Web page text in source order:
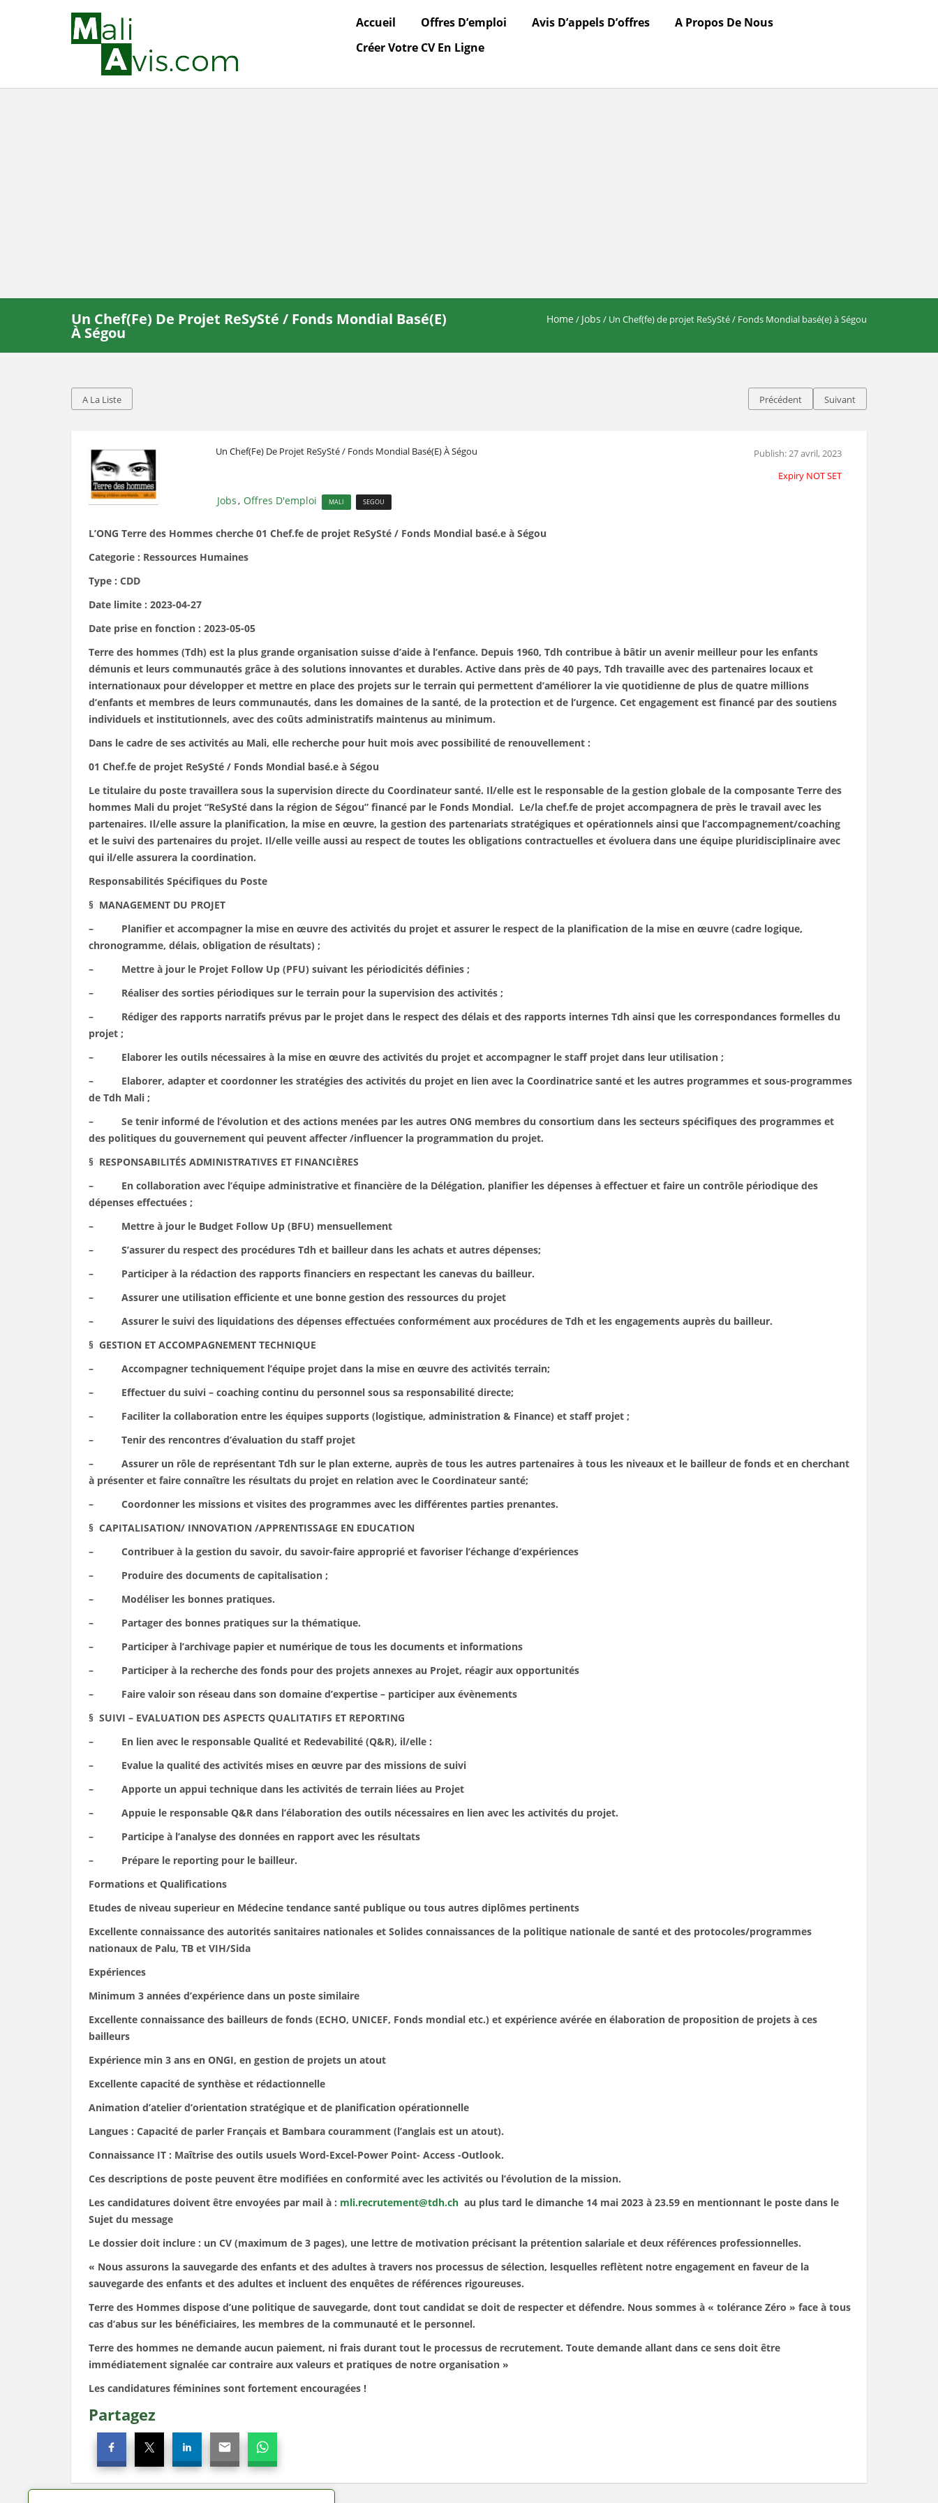
Accueil Offres D’emploi Avis D’appels D’offres
A Propos De Nous
Créer Votre CV En Ligne
Un Chef(fe) De Projet ReSySté / Fonds Mondial Basé(e)
À Ségou
Home / Jobs / Un Chef(fe) de projet ReSySté / Fonds Mondial basé(e) à Ségou
A La Liste Précédent Suivant
Un Chef(fe) De Projet ReSySté / Fonds Mondial Basé(e) À Ségou
Publish: 27 avril, 2023
Expiry NOT SET
Jobs, Offres D'emploi MALI SEGOU
L’ONG Terre des Hommes cherche 01 Chef.fe de projet ReSySté / Fonds Mondial basé.e à Ségou
Categorie : Ressources Humaines
Type : CDD
Date limite : 2023-04-27
Date prise en fonction : 2023-05-05
Terre des hommes (Tdh) est la plus grande organisation suisse d’aide à l’enfance. Depuis 1960, Tdh contribue à bâtir un avenir meilleur pour les enfants
démunis et leurs communautés grâce à des solutions innovantes et durables. Active dans près de 40 pays, Tdh travaille avec des partenaires locaux et
internationaux pour développer et mettre en place des projets sur le terrain qui permettent d’améliorer la vie quotidienne de plus de quatre millions
d’enfants et membres de leurs communautés, dans les domaines de la santé, de la protection et de l’urgence. Cet engagement est financé par des soutiens
individuels et institutionnels, avec des coûts administratifs maintenus au minimum.
Dans le cadre de ses activités au Mali, elle recherche pour huit mois avec possibilité de renouvellement :
01 Chef.fe de projet ReSySté / Fonds Mondial basé.e à Ségou
Le titulaire du poste travaillera sous la supervision directe du Coordinateur santé. Il/elle est le responsable de la gestion globale de la composante Terre des
hommes Mali du projet “ReSySté dans la région de Ségou” financé par le Fonds Mondial. Le/la chef.fe de projet accompagnera de près le travail avec les
partenaires. Il/elle assure la planification, la mise en œuvre, la gestion des partenariats stratégiques et opérationnels ainsi que l’accompagnement/coaching
et le suivi des partenaires du projet. Il/elle veille aussi au respect de toutes les obligations contractuelles et évoluera dans une équipe pluridisciplinaire avec
qui il/elle assurera la coordination.
Responsabilités Spécifiques du Poste
§ MANAGEMENT DU PROJET
– Planifier et accompagner la mise en œuvre des activités du projet et assurer le respect de la planification de la mise en œuvre (cadre logique,
chronogramme, délais, obligation de résultats) ;
– Mettre à jour le Projet Follow Up (PFU) suivant les périodicités définies ;
– Réaliser des sorties périodiques sur le terrain pour la supervision des activités ;
– Rédiger des rapports narratifs prévus par le projet dans le respect des délais et des rapports internes Tdh ainsi que les correspondances formelles du
projet ;
– Elaborer les outils nécessaires à la mise en œuvre des activités du projet et accompagner le staff projet dans leur utilisation ;
– Elaborer, adapter et coordonner les stratégies des activités du projet en lien avec la Coordinatrice santé et les autres programmes et sous-programmes
de Tdh Mali ;
– Se tenir informé de l’évolution et des actions menées par les autres ONG membres du consortium dans les secteurs spécifiques des programmes et
des politiques du gouvernement qui peuvent affecter /influencer la programmation du projet.
§ RESPONSABILITÉS ADMINISTRATIVES ET FINANCIÈRES
– En collaboration avec l’équipe administrative et financière de la Délégation, planifier les dépenses à effectuer et faire un contrôle périodique des
dépenses effectuées ;
– Mettre à jour le Budget Follow Up (BFU) mensuellement
– S’assurer du respect des procédures Tdh et bailleur dans les achats et autres dépenses;
– Participer à la rédaction des rapports financiers en respectant les canevas du bailleur.
– Assurer une utilisation efficiente et une bonne gestion des ressources du projet
– Assurer le suivi des liquidations des dépenses effectuées conformément aux procédures de Tdh et les engagements auprès du bailleur.
§ GESTION ET ACCOMPAGNEMENT TECHNIQUE
– Accompagner techniquement l’équipe projet dans la mise en œuvre des activités terrain;
– Effectuer du suivi – coaching continu du personnel sous sa responsabilité directe;
– Faciliter la collaboration entre les équipes supports (logistique, administration & Finance) et staff projet ;
– Tenir des rencontres d’évaluation du staff projet
– Assurer un rôle de représentant Tdh sur le plan externe, auprès de tous les autres partenaires à tous les niveaux et le bailleur de fonds et en cherchant
à présenter et faire connaître les résultats du projet en relation avec le Coordinateur santé;
– Coordonner les missions et visites des programmes avec les différentes parties prenantes.
§ CAPITALISATION/ INNOVATION /APPRENTISSAGE EN EDUCATION
– Contribuer à la gestion du savoir, du savoir-faire approprié et favoriser l’échange d’expériences
– Produire des documents de capitalisation ;
– Modéliser les bonnes pratiques.
– Partager des bonnes pratiques sur la thématique.
– Participer à l’archivage papier et numérique de tous les documents et informations
– Participer à la recherche des fonds pour des projets annexes au Projet, réagir aux opportunités
– Faire valoir son réseau dans son domaine d’expertise – participer aux évènements
§ SUIVI – EVALUATION DES ASPECTS QUALITATIFS ET REPORTING
– En lien avec le responsable Qualité et Redevabilité (Q&R), il/elle :
– Evalue la qualité des activités mises en œuvre par des missions de suivi
– Apporte un appui technique dans les activités de terrain liées au Projet
– Appuie le responsable Q&R dans l’élaboration des outils nécessaires en lien avec les activités du projet.
– Participe à l’analyse des données en rapport avec les résultats
– Prépare le reporting pour le bailleur.
Formations et Qualifications
Etudes de niveau superieur en Médecine tendance santé publique ou tous autres diplômes pertinents
Excellente connaissance des autorités sanitaires nationales et Solides connaissances de la politique nationale de santé et des protocoles/programmes
nationaux de Palu, TB et VIH/Sida
Expériences
Minimum 3 années d’expérience dans un poste similaire
Excellente connaissance des bailleurs de fonds (ECHO, UNICEF, Fonds mondial etc.) et expérience avérée en élaboration de proposition de projets à ces
bailleurs
Expérience min 3 ans en ONGI, en gestion de projets un atout
Excellente capacité de synthèse et rédactionnelle
Animation d’atelier d’orientation stratégique et de planification opérationnelle
Langues : Capacité de parler Français et Bambara couramment (l’anglais est un atout).
Connaissance IT : Maîtrise des outils usuels Word-Excel-Power Point- Access -Outlook.
Ces descriptions de poste peuvent être modifiées en conformité avec les activités ou l’évolution de la mission.
Les candidatures doivent être envoyées par mail à : mli.recrutement@tdh.ch au plus tard le dimanche 14 mai 2023 à 23.59 en mentionnant le poste dans le
Sujet du message
Le dossier doit inclure : un CV (maximum de 3 pages), une lettre de motivation précisant la prétention salariale et deux références professionnelles.
« Nous assurons la sauvegarde des enfants et des adultes à travers nos processus de sélection, lesquelles reflètent notre engagement en faveur de la
sauvegarde des enfants et des adultes et incluent des enquêtes de références rigoureuses.
Terre des Hommes dispose d’une politique de sauvegarde, dont tout candidat se doit de respecter et défendre. Nous sommes à « tolérance Zéro » face à tous
cas d’abus sur les bénéficiaires, les membres de la communauté et le personnel.
Terre des hommes ne demande aucun paiement, ni frais durant tout le processus de recrutement. Toute demande allant dans ce sens doit être
immédiatement signalée car contraire aux valeurs et pratiques de notre organisation »
Les candidatures féminines sont fortement encouragées !
Partagez